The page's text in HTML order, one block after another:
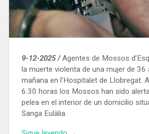
9-12-2025 /Agentes de Mossos
la muerte violenta de una mujer de
mañana en l’Hospitalet de Llobregat.
6:30 horas los Mossos han sido
pelea en el interior de un domicilio
Sanga Eulàlia.